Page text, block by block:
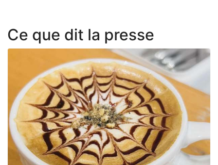
Ce que dit la presse